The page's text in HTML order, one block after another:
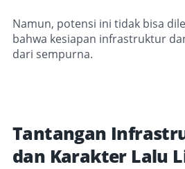
Namun, potensi ini tidak bisa
bahwa kesiapan infrastruktur
dari sempurna.
Tantangan
dan Karakter Lalu